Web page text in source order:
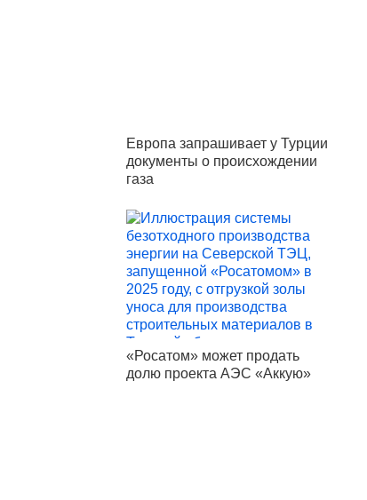
Европа запрашивает у Турции
документы о происхождении
газа
«Росатом» может продать
долю проекта АЭС «Аккую»